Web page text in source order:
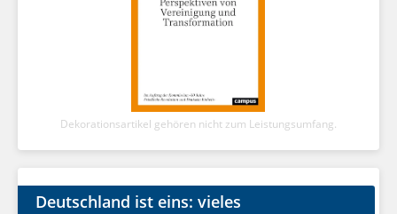
Dekorationsartikel gehören nicht zum Leistungsumfang.
Deutschland ist eins: vieles